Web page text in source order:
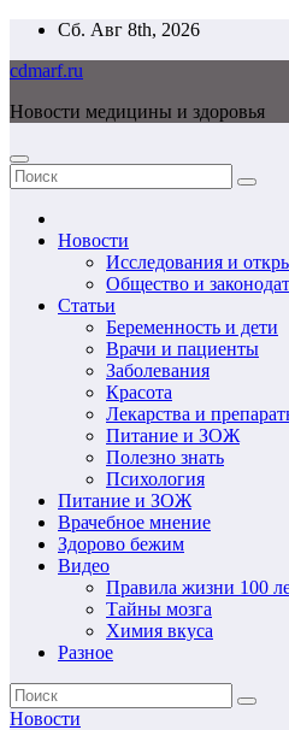
Перейти
содержимому
Сб. Авг 8th, 2026
cdmarf.ru
Новости медицины и здоровья
Новости
Исследования и
Общество и
Статьи
Беременность и дети
Врачи и пациенты
Заболевания
Красота
Лекарства и
Питание и ЗОЖ
Полезно знать
Психология
Питание и ЗОЖ
Врачебное мнение
Здорово бежим
Видео
Правила жизни 100
Тайны мозга
Химия вкуса
Разное
Новости